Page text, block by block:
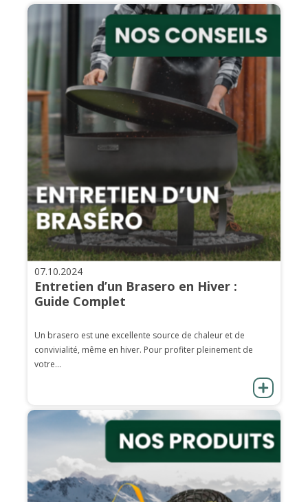
07.10.2024
Entretien d’un Brasero en Hiver :
Guide Complet
Un brasero est une excellente source de chaleur et de
convivialité, même en hiver. Pour profiter pleinement de
votre...